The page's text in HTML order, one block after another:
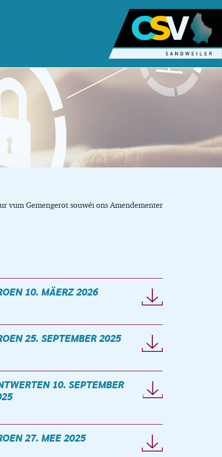
vum Gemengerot souwéi ons Amendementer
10. MÄERZ 2026
25. SEPTEMBER 2025
10. SEPTEMBER
27. MEE 2025